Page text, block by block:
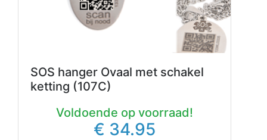
SOS hanger Ovaal met schakel
ketting (107C)
Voldoende op voorraad!
€ 34.95